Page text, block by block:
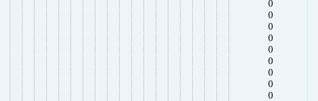
0
0
0
0
0
0
0
0
0